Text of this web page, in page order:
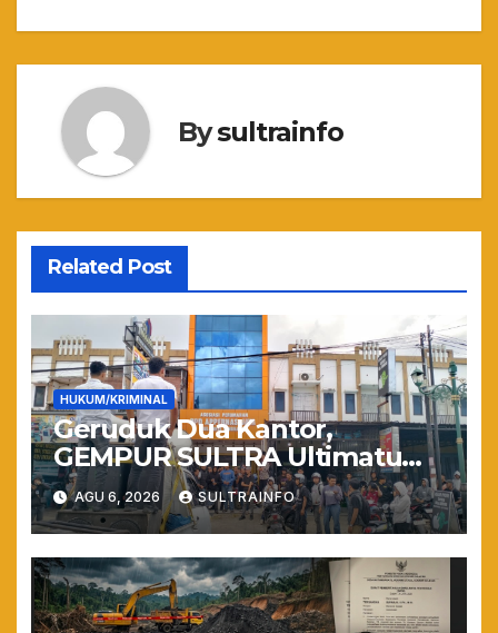
Bysultrainfo
Related Post
HUKUM/KRIMINAL
Geruduk Dua Kantor,
GEMPUR SULTRA Ultimatum
Keras: Lahan Puuwatu Siap
Diduduki Jika Tak Ada
Kepastian Hukum
AGU 6, 2026 SULTRAINFO